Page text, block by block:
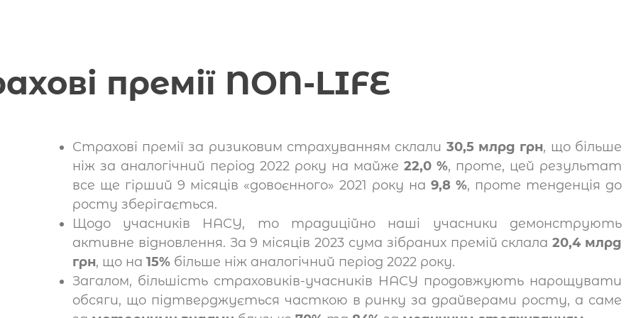
премії NON-LIFE
Страхові премії за ризиковим страхуванням склали 30,5 млрд грн, що більше
ніж за аналогічний період 2022 року на майже 22,0 %, проте, цей результат
все ще гірший 9 місяців «довоєнного» 2021 року на 9,8 %, проте тенденція до
росту зберігається.
Щодо учасників НАСУ, то традиційно наші учасники демонструють
активне відновлення. За 9 місяців 2023 сума зібраних премій склала20,4 млрд
грн, що на 15%більше ніж аналогічний період 2022 року.
Загалом, більшість страховиків-учасників НАСУ продовжують нарощувати
обсяги, що підтверджується часткою в ринку за драйверами росту, а саме